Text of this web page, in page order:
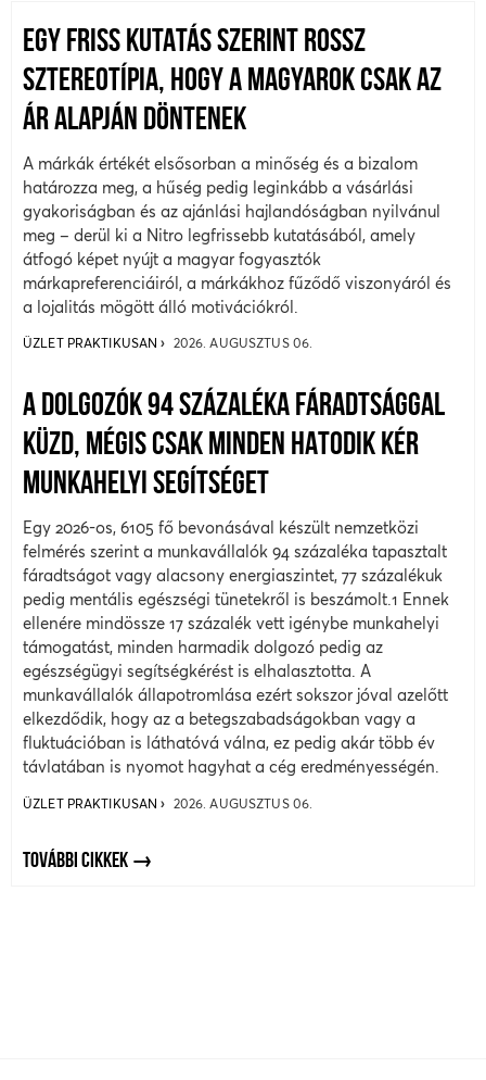
EGY FRISS KUTATÁS SZERINT ROSSZ
SZTEREOTÍPIA, HOGY A MAGYAROK CSAK AZ
ÁR ALAPJÁN DÖNTENEK
A márkák értékét elsősorban a minőség és a bizalom
határozza meg, a hűség pedig leginkább a vásárlási
gyakoriságban és az ajánlási hajlandóságban nyilvánul
meg – derül ki a Nitro legfrissebb kutatásából, amely
átfogó képet nyújt a magyar fogyasztók
márkapreferenciáiról, a márkákhoz fűződő viszonyáról és
a lojalitás mögött álló motivációkról.
ÜZLET PRAKTIKUSAN 2026. AUGUSZTUS 06.
A DOLGOZÓK 94 SZÁZALÉKA FÁRADTSÁGGAL
KÜZD, MÉGIS CSAK MINDEN HATODIK KÉR
MUNKAHELYI SEGÍTSÉGET
Egy 2026-os, 6105 fő bevonásával készült nemzetközi
felmérés szerint a munkavállalók 94 százaléka tapasztalt
fáradtságot vagy alacsony energiaszintet, 77 százalékuk
pedig mentális egészségi tünetekről is beszámolt.1 Ennek
ellenére mindössze 17 százalék vett igénybe munkahelyi
támogatást, minden harmadik dolgozó pedig az
egészségügyi segítségkérést is elhalasztotta. A
munkavállalók állapotromlása ezért sokszor jóval azelőtt
elkezdődik, hogy az a betegszabadságokban vagy a
fluktuációban is láthatóvá válna, ez pedig akár több év
távlatában is nyomot hagyhat a cég eredményességén.
ÜZLET PRAKTIKUSAN 2026. AUGUSZTUS 06.
TOVÁBBI CIKKEK